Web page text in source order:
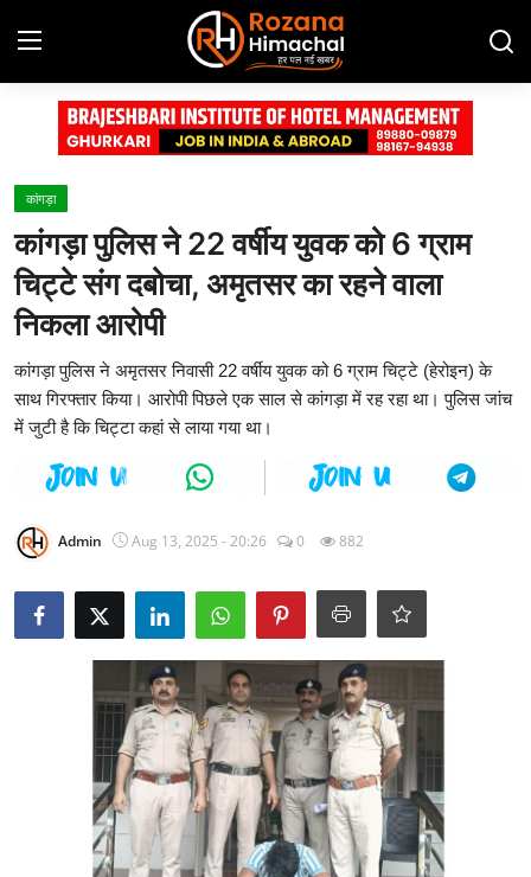
Login Register
Home
Contact
Advertisement Gallery
हिमाचल प्रदेश
देश
दुनिया
टेक्नोलॉजी
Business
धर्म/ज्योतिष
कांगड़ा
कांगड़ा पुलिस ने 22 वर्षीय युवक को 6 ग्राम
चिट्टे संग दबोचा, अमृतसर का रहने वाला
निकला आरोपी
कांगड़ा पुलिस ने अमृतसर निवासी 22 वर्षीय युवक को 6 ग्राम चिट्टे (हेरोइन) के
साथ गिरफ्तार किया। आरोपी पिछले एक साल से कांगड़ा में रह रहा था। पुलिस जांच
में जुटी है कि चिट्टा कहां से लाया गया था।
Admin Aug 13, 2025 - 20:26 0 882